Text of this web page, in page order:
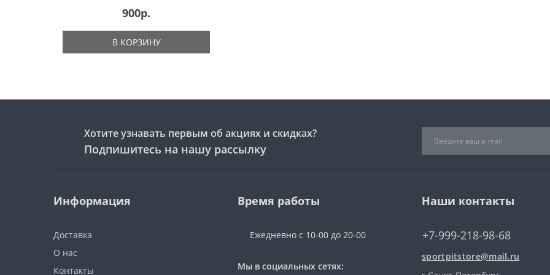
900р.
В КОРЗИНУ
Хотите узнавать первым об акциях и скидках?
Подпишитесь на нашу рассылку
Информация
Доставка
О нас
Контакты
Время работы
Ежедневно с 10-00 до 20-00
Мы в социальных сетях:
Наши контакты
+7-999-218-98-68
sportpitstore@mail.ru